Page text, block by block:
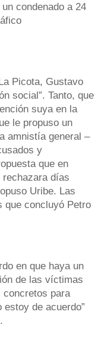
condenado a 24
Picota, Gustavo
social”. Tanto, que
suya en la
le propuso un
amnistía general –
y
que en
días
Uribe. Las
que concluyó Petro
en que haya un
de las víctimas
concretos para
de acuerdo”